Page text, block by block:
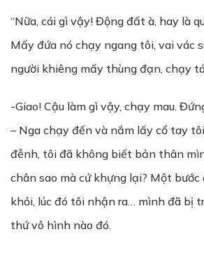
“Nữa, cái gì vậy! Động đất à, hay là
Mấy đứa nó chạy ngang tôi, vai vác
người khiêng mấy thùng đạn, chạy
-Giao! Cậu làm gì vậy, chạy mau.
– Nga chạy đến và nắm lấy cổ tay
đễnh, tôi đã không biết bản thân
chân sao mà cứ khựng lại? Một
khỏi, lúc đó tôi nhận ra… mình đã bị
thứ vô hình nào đó.